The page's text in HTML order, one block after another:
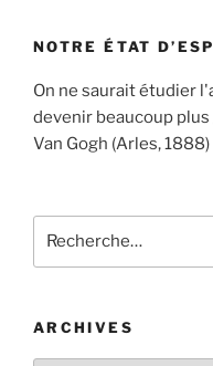
NOTRE ÉTAT
On ne saurait étudier
devenir beaucoup
Van Gogh (Arles, 1888)
pour
ARCHIVES